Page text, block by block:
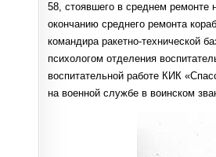
58, стоявшего в среднем
окончанию среднего ремонта
командира ракетно-технической
психологом отделения
воспитательной работе КИК
на военной службе в воинском